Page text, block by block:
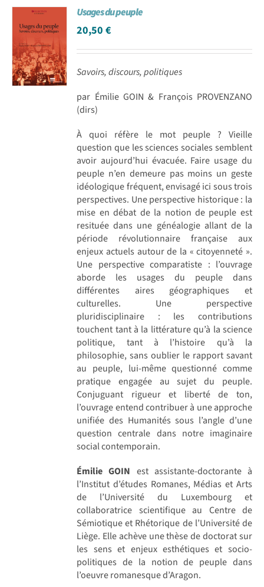
Achat en ligne
Panier WooCommerce
Usages du peuple
20,50€
Savoirs, discours, politiques
par Émilie GOIN & François PROVENZANO
(dirs)
À quoi réfère le mot peuple ? Vieille
question que les sciences sociales semblent
avoir aujourd’hui évacuée. Faire usage du
peuple n’en demeure pas moins un geste
idéologique fréquent, envisagé ici sous trois
perspectives. Une perspective historique : la
mise en débat de la notion de peuple est
resituée dans une généalogie allant de la
période révolutionnaire française aux
enjeux actuels autour de la « citoyenneté ».
Une perspective comparatiste : l’ouvrage
aborde les usages du peuple dans
différentes aires géographiques et
culturelles. Une perspective
pluridisciplinaire : les contributions
touchent tant à la littérature qu’à la science
politique, tant à l’histoire qu’à la
philosophie, sans oublier le rapport savant
au peuple, lui-même questionné comme
pratique engagée au sujet du peuple.
Conjuguant rigueur et liberté de ton,
l’ouvrage entend contribuer à une approche
unifiée des Humanités sous l’angle d’une
question centrale dans notre imaginaire
social contemporain.
Émilie GOIN est assistante-doctorante à
l’Institut d’études Romanes, Médias et Arts
de l’Université du Luxembourg et
collaboratrice scientifique au Centre de
Sémiotique et Rhétorique de l’Université de
Liège. Elle achève une thèse de doctorat sur
les sens et enjeux esthétiques et socio-
politiques de la notion de peuple dans
l’oeuvre romanesque d’Aragon.